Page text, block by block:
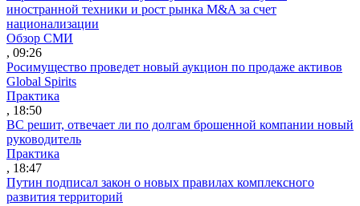
иностранной техники и рост рынка M&A за счет
национализации
Обзор СМИ
, 09:26
Росимущество проведет новый аукцион по продаже активов
Global Spirits
Практика
, 18:50
ВС решит, отвечает ли по долгам брошенной компании новый
руководитель
Практика
, 18:47
Путин подписал закон о новых правилах комплексного
развития территорий